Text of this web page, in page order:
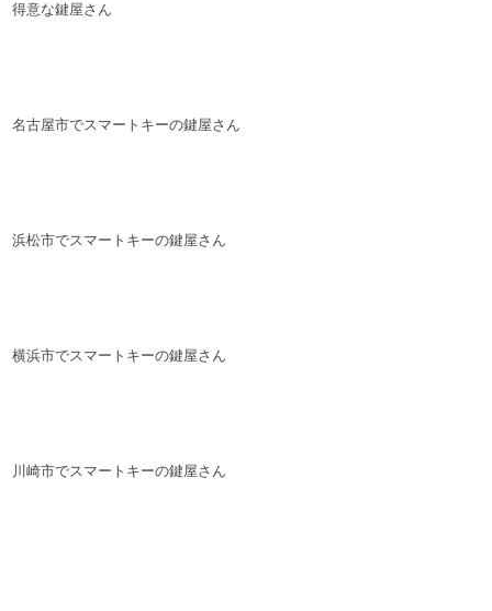
得意な鍵屋さん
名古屋市でスマートキーの鍵屋さん
浜松市でスマートキーの鍵屋さん
横浜市でスマートキーの鍵屋さん
川崎市でスマートキーの鍵屋さん